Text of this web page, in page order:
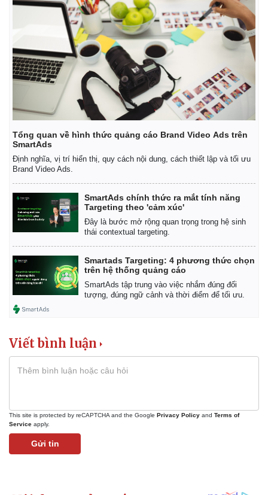
Tổng quan về hình thức quảng cáo Brand Video Ads trên
SmartAds
Định nghĩa, vị trí hiển thị, quy cách nội dung, cách thiết lập và tối ưu
Brand Video Ads.
SmartAds chính thức ra mắt tính năng
Targeting theo 'cảm xúc'
Đây là bước mở rộng quan trọng trong hệ sinh
thái contextual targeting.
Smartads Targeting: 4 phương thức chọn
trên hệ thống quảng cáo
SmartAds tập trung vào việc nhắm đúng đối
tượng, đúng ngữ cảnh và thời điểm để tối ưu.
Viết bình luận
This site is protected by reCAPTCHA and the Google Privacy Policy and Terms of
Service apply.
Gửi tin